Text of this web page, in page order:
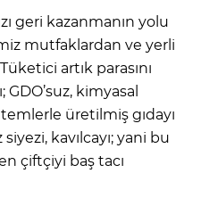
geri kazanmanın yolu
mutfaklardan ve yerli
artık parasını
kimyasal
üretilmiş gıdayı
kavılcayı; yani bu
çiftçiyi baş tacı